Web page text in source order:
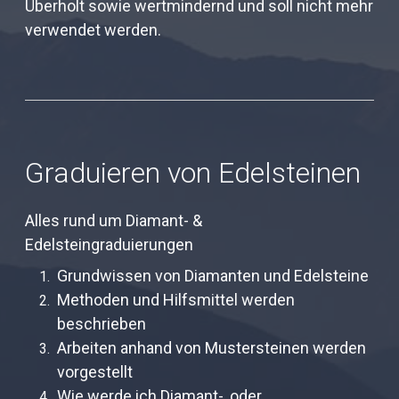
Überholt sowie wertmindernd und soll nicht mehr
verwendet werden.
Graduieren von Edelsteinen
Alles rund um Diamant- &
Edelsteingraduierungen
Grundwissen von Diamanten und Edelsteine
Methoden und Hilfsmittel werden
beschrieben
Arbeiten anhand von Mustersteinen werden
vorgestellt